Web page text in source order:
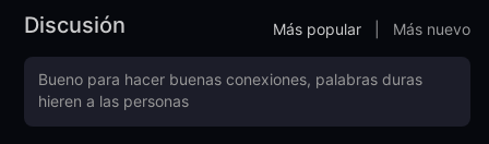
Discusión Más popular Más nuevo